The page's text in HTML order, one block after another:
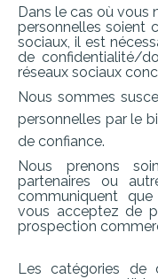
Dans le cas où vous
personnelles soient
sociaux, il est
de confidentialité/
réseaux sociaux
Nous sommes
personnelles par le
de confiance.
Nous prenons
partenaires ou
communiquent
vous acceptez de
prospection
Les catégories de